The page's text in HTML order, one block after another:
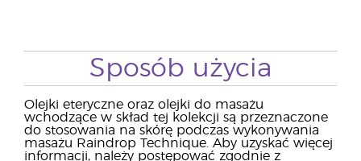
Sposób użycia
Olejki eteryczne oraz olejki do masażu
wchodzące w skład tej kolekcji są przeznaczone
do stosowania na skórę podczas wykonywania
masażu Raindrop Technique. Aby uzyskać więcej
informacji, należy postępować zgodnie z